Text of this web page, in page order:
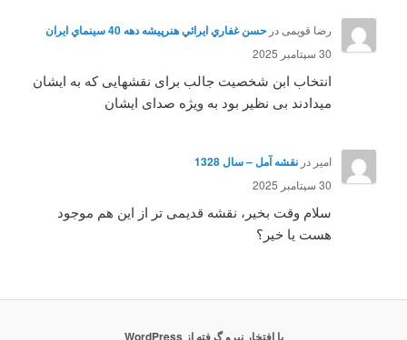
رضا قویمی در حسن غفاري ايرائي هنرپيشه دهه 40 سينماي ايران
30 سپتامبر 2025
انتخاب ابن شخصیت جالب برای نقشهایی که به ایشان
میدادند بی نظیر بود به ویژه صدای ایشان
امیر در نقشه آمل – سال 1328
30 سپتامبر 2025
سلام وقت بخیر، نقشه قدیمی تر از این هم موجود
هست یا خیر؟
با افتخار نیرو گرفته از WordPress